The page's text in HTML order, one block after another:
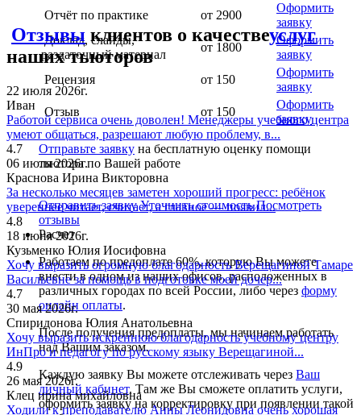
Отчёт по практике
от 2900
Оформить
заявку
Доклад, слайды,
раздаточный материал
от 1800
Оформить
заявку
Рецензия
от 150
Оформить
заявку
Отзыв
от 150
Оформить
заявку
Отправьте заявку на бесплатную оценку помощи
тьютора по Вашей работе
Отправить заявку Уточнить стоимость Посмотреть
отзывы
Расчет
Работаем по предоплате 60%, которую Вы можете
внести в одном из наших офисов, расположенных в
различных городах по всей России, либо через форму
онлайн оплаты.
После получения предоплаты, мы начинаем работать
над Вашим заказом.
Каждую заявку Вы можете отслеживать через Ваш
личный кабинет. Там же Вы сможете оплатить услуги,
оформить заявку на корректировку при появлении такой
Отзывы клиентов о качествеуслуг
наших тьюторов
22 июля 2026г.
Иван
Работой сервиса очень доволен! Менеджеры учебного центра
умеют общаться, разрешают любую проблему, в...
4.7
06 июля 2026г.
Краснова Ирина Викторовна
За несколько месяцев заметен хороший прогресс: ребёнок
увереннее читает, считает, а главное — появил...
4.8
18 июня 2026г.
Кузьменко Юлия Иосифовна
Хочу выразить огромную благодарность Верещагиной Тамаре
Васильевне за помощь в подготовке моей дочер...
4.7
30 мая 2026г.
Спиридонова Юлия Анатольевна
Хочу выразить искреннюю благодарность учебному центру
ИнПро и педагогу по русскому языку Верещагиной...
4.9
26 мая 2026г.
Клец ирина михайловна
Ходили к преподавателю Анны Леонидовна очень хорошая